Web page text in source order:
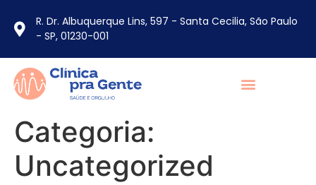
R. Dr. Albuquerque Lins, 597 - Santa Cecilia, São Paulo
- SP, 01230-001
Categoria:
Uncategorized